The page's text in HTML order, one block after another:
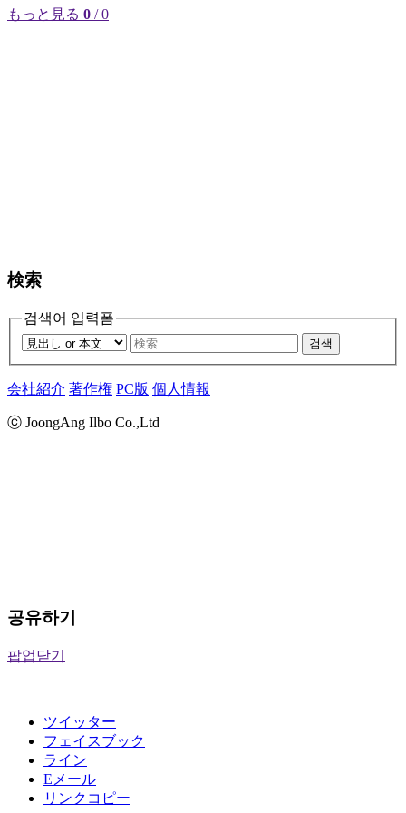
もっと見る 0 / 0
検索
검색어 입력폼
검색
会社紹介 著作権 PC版 個人情報
ⓒ JoongAng Ilbo Co.,Ltd
공유하기
팝업닫기
ツイッター
フェイスブック
ライン
Eメール
リンクコピー